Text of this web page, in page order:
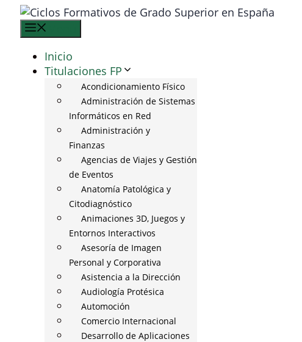
Saltar
contenido
Inicio
Titulaciones FP
Acondicionamiento Físico
Administración de Sistemas
Informáticos en Red
Administración y
Finanzas
Agencias de Viajes y Gestión
de Eventos
Anatomía Patológica y
Citodiagnóstico
Animaciones 3D, Juegos y
Entornos Interactivos
Asesoría de Imagen
Personal y Corporativa
Asistencia a la Dirección
Audiología Protésica
Automoción
Comercio Internacional
Desarrollo de Aplicaciones